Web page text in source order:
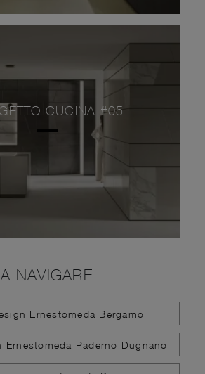
CUCINA #05
NAVIGARE
Ernestomeda Bergamo
Ernestomeda Paderno Dugnano